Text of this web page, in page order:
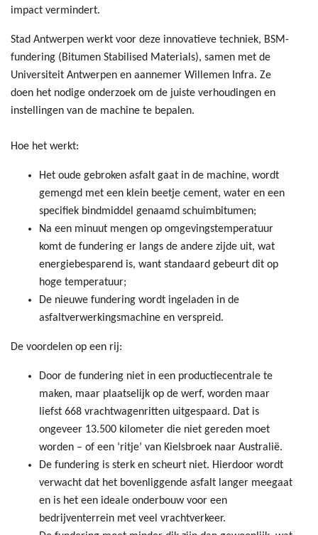
impact vermindert.
Stad Antwerpen werkt voor deze innovatieve techniek, BSM-
fundering (Bitumen Stabilised Materials), samen met de
Universiteit Antwerpen en aannemer Willemen Infra. Ze
doen het nodige onderzoek om de juiste verhoudingen en
instellingen van de machine te bepalen.
Hoe het werkt:
Het oude gebroken asfalt gaat in de machine, wordt
gemengd met een klein beetje cement, water en een
specifiek bindmiddel genaamd schuimbitumen;
Na een minuut mengen op omgevingstemperatuur
komt de fundering er langs de andere zijde uit, wat
energiebesparend is, want standaard gebeurt dit op
hoge temperatuur;
De nieuwe fundering wordt ingeladen in de
asfaltverwerkingsmachine en verspreid.
De voordelen op een rij:
Door de fundering niet in een productiecentrale te
maken, maar plaatselijk op de werf, worden maar
liefst 668 vrachtwagenritten uitgespaard. Dat is
ongeveer 13.500 kilometer die niet gereden moet
worden – of een ‘ritje’ van Kielsbroek naar Australië.
De fundering is sterk en scheurt niet. Hierdoor wordt
verwacht dat het bovenliggende asfalt langer meegaat
en is het een ideale onderbouw voor een
bedrijventerrein met veel vrachtverkeer.